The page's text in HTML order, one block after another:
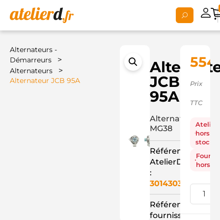
Alternateurs -
Démarreurs
>
Alternateurs >
Alternateur JCB 95A
JCB
95A
Alternateur
MG38
Référence
AtelierD
:
3014303
Référence
fournisseur
Prix
TTC
Atelier
hors
stock
hors